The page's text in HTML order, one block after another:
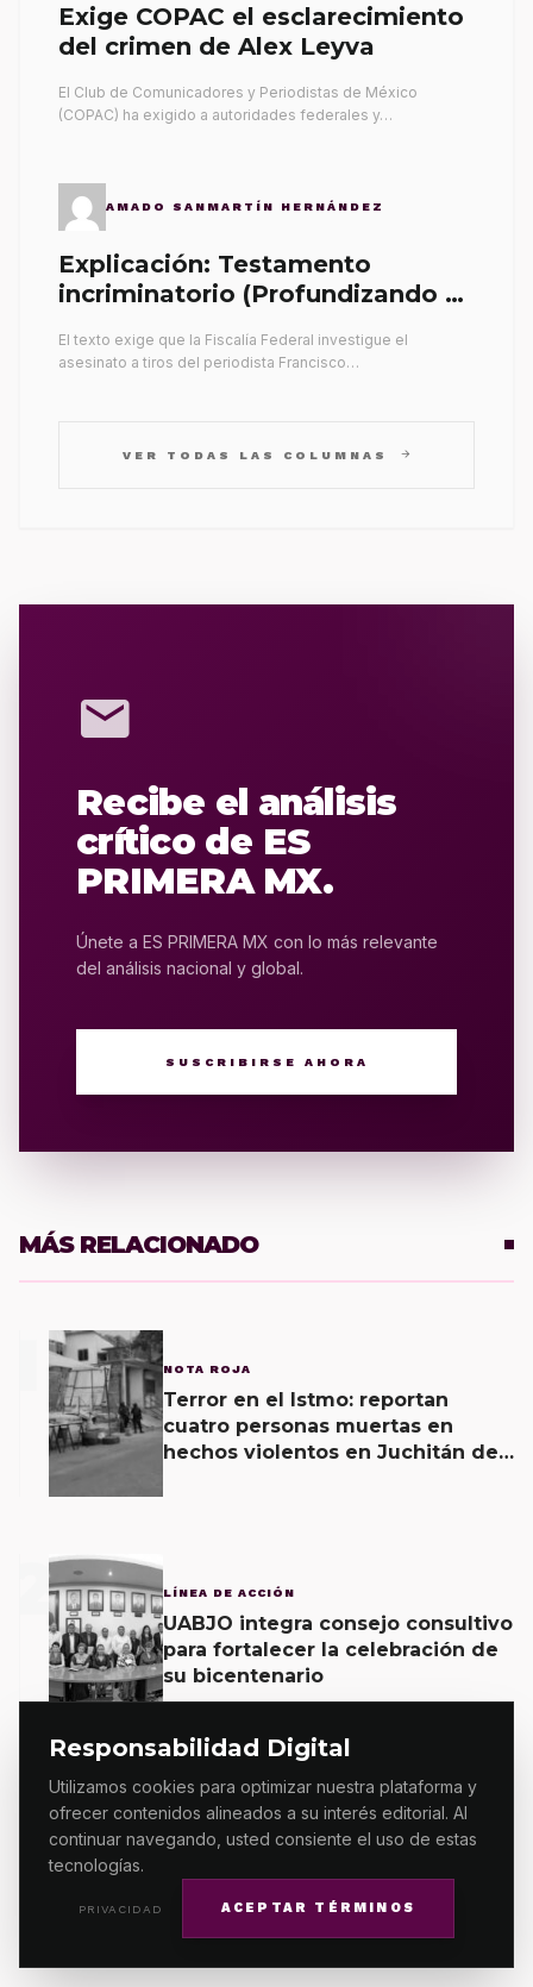
Responsabilidad Digital
Utilizamos cookies para optimizar nuestra plataforma y
ofrecer contenidos alineados a su interés editorial. Al
continuar navegando, usted consiente el uso de estas
tecnologías.
PRIVACIDAD ACEPTAR TÉRMINOS
Exige COPAC el esclarecimiento
del crimen de Alex Leyva
El Club de Comunicadores y Periodistas de México
(COPAC) ha exigido a autoridades federales y…
AMADO SANMARTÍN HERNÁNDEZ
Explicación: Testamento
incriminatorio (Profundizando su
El texto exige que la Fiscalía Federal investigue el
asesinato a tiros del periodista Francisco…
VER TODAS LAS COLUMNAS arrow_forward
mail
Recibe el análisis
crítico de ES
PRIMERA MX.
Únete a ES PRIMERA MX con lo más relevante
del análisis nacional y global.
SUSCRIBIRSE AHORA
MÁS RELACIONADO
NOTA ROJA
Terror en el Istmo: reportan
cuatro personas muertas en
hechos violentos en Juchitán de
2 LÍNEA DE ACCIÓN
UABJO integra consejo consultivo
para fortalecer la celebración de
su bicentenario
3 ESTADOS
Colectivo DLR reitera la acusación
contra la SEP Oaxaca por divulgar
en internet la CURP de más de 30